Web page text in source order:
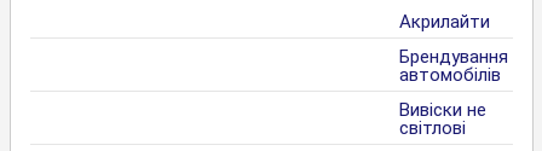
Акрилайти
Брендування
автомобілів
Вивіски не
світлові